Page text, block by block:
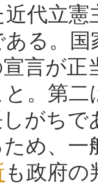
代立
る。
言が
。第
がち
め、
も政府